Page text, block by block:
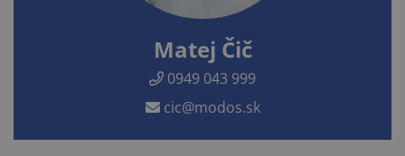
Matej Čič
0949 043 999
cic@modos.sk